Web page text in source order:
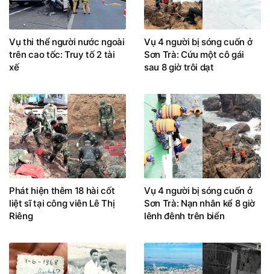
Vụ thi thể người nước ngoài
trên cao tốc: Truy tố 2 tài
xế
Vụ 4 người bị sóng cuốn ở
Sơn Trà: Cứu một cô gái
sau 8 giờ trôi dạt
Phát hiện thêm 18 hài cốt
liệt sĩ tại công viên Lê Thị
Riêng
Vụ 4 người bị sóng cuốn ở
Sơn Trà: Nạn nhân kể 8 giờ
lênh đênh trên biển